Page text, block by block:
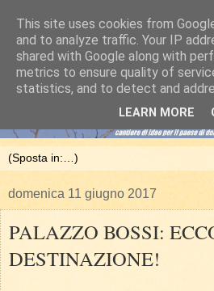
domenica 11 giugno 2017
PALAZZO BOSSI:
DESTINAZIONE!
This site uses cookies from
and to analyze traffic. Your IP
shared with Google along with
metrics to ensure quality of
statistics, and to detect and
LEARN MORE